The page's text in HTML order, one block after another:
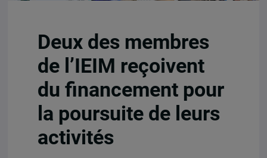
Deux des membres
de l’IEIM reçoivent
du financement pour
la poursuite de leurs
activités